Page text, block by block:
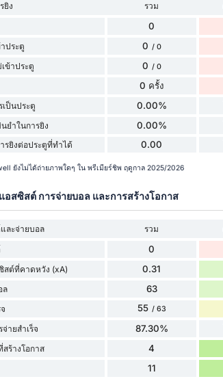
ยิง รวม
0
ประตู 0 / 0
ข้าประตู 0 / 0
0 ครั้ง
เป็นประตู 0.00%
ยำในการยิง 0.00%
รยิงต่อประตูที่ทำได้ 0.00
ยังไม่ได้ถ่ายภาพใดๆ ใน พรีเมียร์ชิพ ฤดูกาล 2025/2026
อสซิสต์ การจ่ายบอล และการสร้างโอกาส
ละจ่ายบอล รวม
0
สต์ที่คาดหวัง (xA) 0.31
ล 63
55 / 63
ายสำเร็จ 87.30%
สร้างโอกาส 4
11